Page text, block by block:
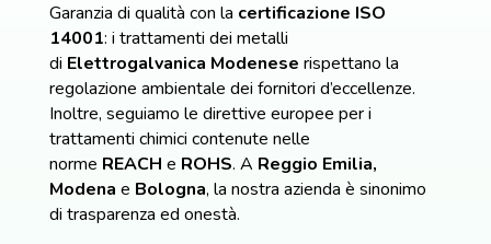
Garanzia di qualità con la certificazione ISO
14001: i trattamenti dei metalli
di Elettrogalvanica Modenese rispettano la
regolazione ambientale dei fornitori d’eccellenze.
Inoltre, seguiamo le direttive europee per i
trattamenti chimici contenute nelle
norme REACH e ROHS. A Reggio Emilia,
Modena e Bologna, la nostra azienda è sinonimo
di trasparenza ed onestà.